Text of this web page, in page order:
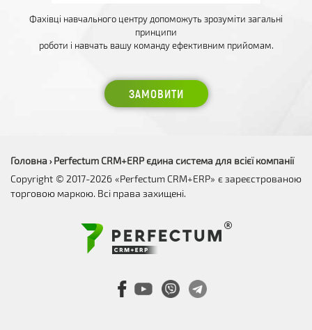
Фахівці навчального центру допоможуть зрозуміти загальні
принципи
роботи і навчать вашу команду ефективним прийомам.
ЗАМОВИТИ
Головна › Perfectum CRM+ERP єдина система для всієї компанії
Copyright © 2017-2026 «Perfectum CRM+ERP» є зареєстрованою
торговою маркою. Всі права захищені.